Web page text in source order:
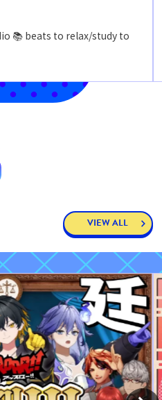
📚 beats to relax/study to
VIEW ALL